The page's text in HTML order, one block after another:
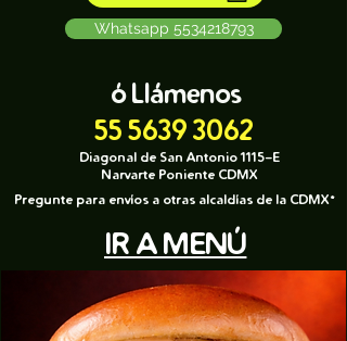
Whatsapp 5534218793
ó Llámenos
55 5639 3062
Diagonal de San Antonio 1115-E
Narvarte Poniente CDMX
Pregunte para envíos a otras alcaldías de la CDMX*
IR A MENÚ